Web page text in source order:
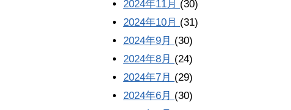
2024年11月 (30)
2024年10月 (31)
2024年9月 (30)
2024年8月 (24)
2024年7月 (29)
2024年6月 (30)